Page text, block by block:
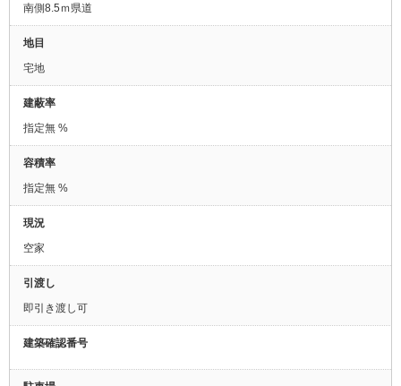
南側8.5ｍ県道
地目
宅地
建蔽率
指定無 %
容積率
指定無 %
現況
空家
引渡し
即引き渡し可
建築確認番号